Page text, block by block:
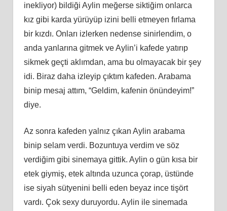
inekliyor) bildiği Aylin meğerse siktiğim onlarca
kız gibi karda yürüyüp izini belli etmeyen fırlama
bir kızdı. Onları izlerken nedense sinirlendim, o
anda yanlarına gitmek ve Aylin’i kafede yatırıp
sikmek geçti aklımdan, ama bu olmayacak bir şey
idi. Biraz daha izleyip çıktım kafeden. Arabama
binip mesaj attım, “Geldim, kafenin önündeyim!”
diye.
Az sonra kafeden yalnız çıkan Aylin arabama
binip selam verdi. Bozuntuya verdim ve söz
verdiğim gibi sinemaya gittik. Aylin o gün kısa bir
etek giymiş, etek altında uzunca çorap, üstünde
ise siyah sütyenini belli eden beyaz ince tişört
vardı. Çok sexy duruyordu. Aylin ile sinemada